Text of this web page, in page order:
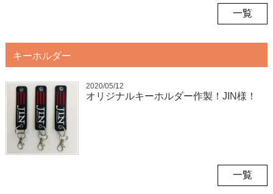
一覧
キーホルダー
2020/05/12
オリジナルキーホルダー作製！JIN様！
一覧